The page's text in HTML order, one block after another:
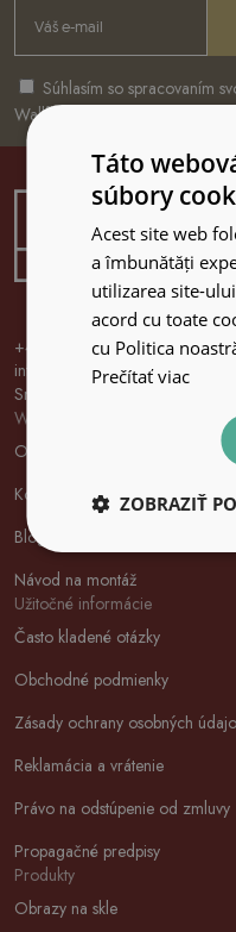
Súhlasím so spracovaním
Wallfluent
+48 32 700 37 99
info@wallfluent.sk
Sme k dispozícii od pondelka
Wallfluent
O nas
Kontaktujte nás
Blog
Návod na montáž
Užitočné informácie
Často kladené otázky
Obchodné podmienky
Zásady ochrany osobných
Reklamácia a vrátenie
Právo na odstúpenie od zmluvy
Propagačné predpisy
Produkty
Obrazy na skle
Táto
súbory
Acest site web
a îmbunătăți
utilizarea site-
acord cu toate
cu Politica
Prečítať viac
ZOBRAZIŤ